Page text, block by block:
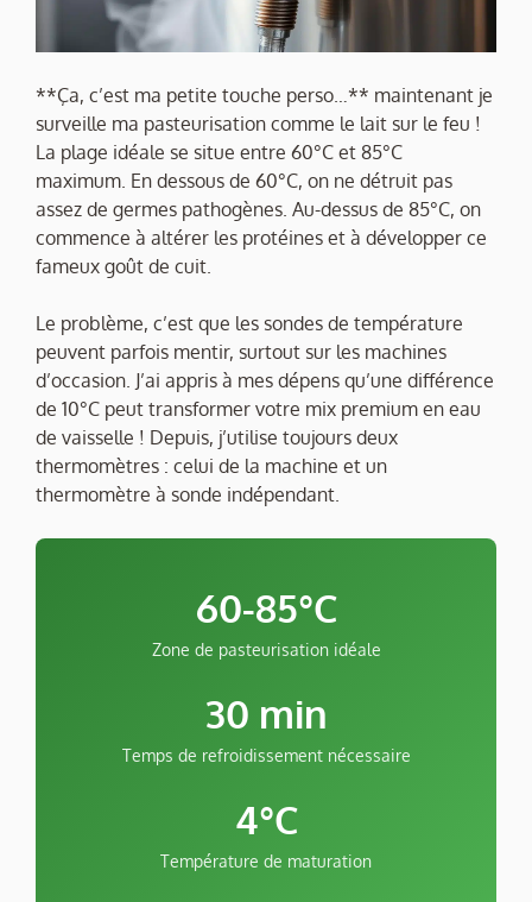
**Ça, c’est ma petite touche perso…** maintenant je
surveille ma pasteurisation comme le lait sur le feu !
La plage idéale se situe entre 60°C et 85°C
maximum. En dessous de 60°C, on ne détruit pas
assez de germes pathogènes. Au-dessus de 85°C, on
commence à altérer les protéines et à développer ce
fameux goût de cuit.
Le problème, c’est que les sondes de température
peuvent parfois mentir, surtout sur les machines
d’occasion. J’ai appris à mes dépens qu’une différence
de 10°C peut transformer votre mix premium en eau
de vaisselle ! Depuis, j’utilise toujours deux
thermomètres : celui de la machine et un
thermomètre à sonde indépendant.
60-85°C
Zone de pasteurisation idéale
30 min
Temps de refroidissement nécessaire
4°C
Température de maturation